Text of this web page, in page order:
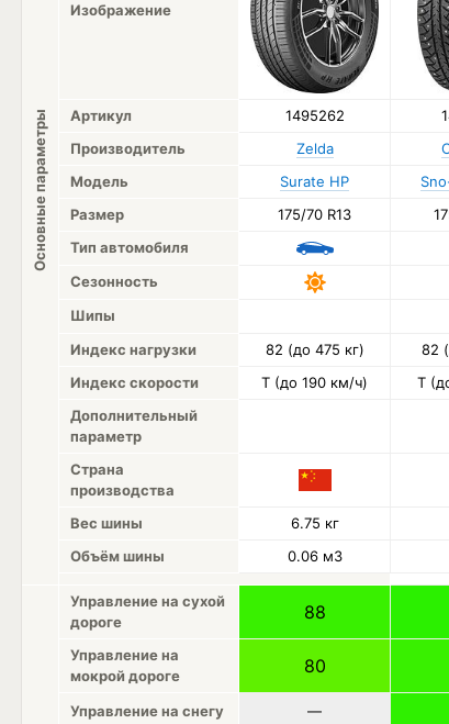
Основные параметры
Изображение
Артикул 1495262
Производитель
Zelda
Модель
Surate HP
Размер
175/70 R13
Тип автомобиля
Сезонность
Шипы
Индекс нагрузки
82 (до 475 кг) 82
Индекс скорости
T (до 190 км/ч) T
Дополнительный
параметр
Страна
производства
Вес шины
6.75 кг
Объём шины
0.06 м3
Управление на сухой
дороге
88
Управление на
мокрой дороге
80
Управление на снегу —